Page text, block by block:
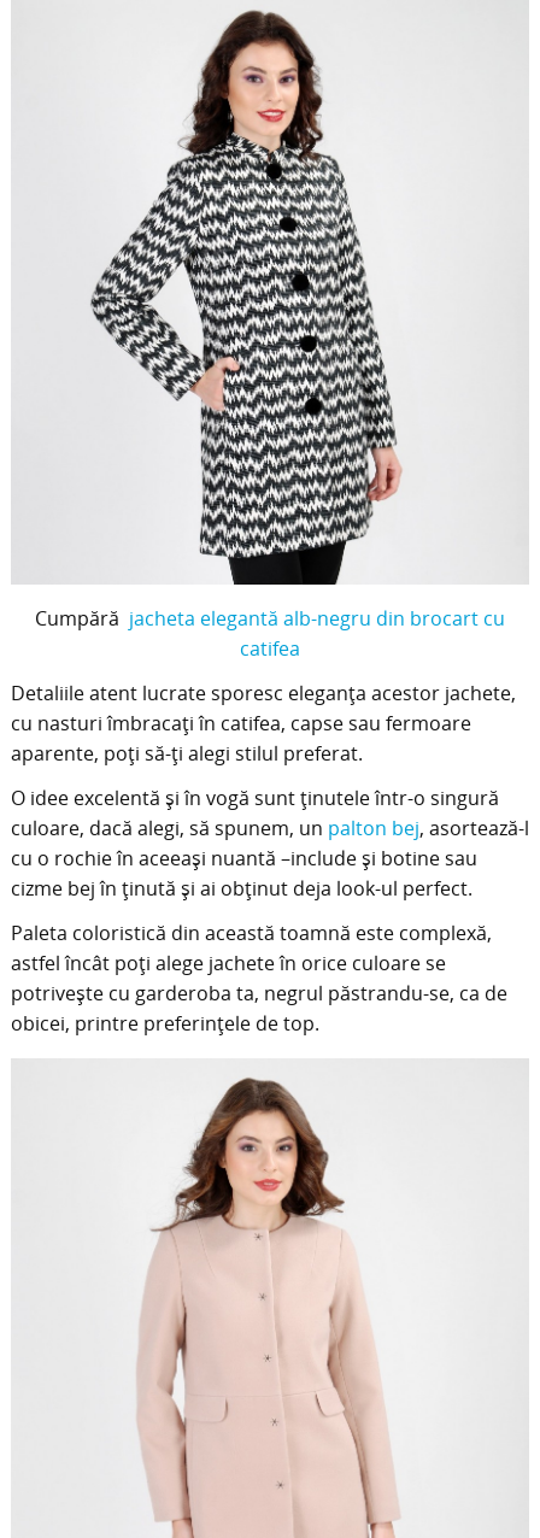
Cumpără jacheta elegantă alb-negru din brocart cu
catifea
Detaliile atent lucrate sporesc eleganţa acestor jachete,
cu nasturi îmbracaţi în catifea, capse sau fermoare
aparente, poţi să-ţi alegi stilul preferat.
O idee excelentă şi în vogă sunt ţinutele într-o singură
culoare, dacă alegi, să spunem, un palton bej, asortează-l
cu o rochie în aceeaşi nuantă –include şi botine sau
cizme bej în ţinută şi ai obţinut deja look-ul perfect.
Paleta coloristică din această toamnă este complexă,
astfel încât poţi alege jachete în orice culoare se
potriveşte cu garderoba ta, negrul păstrandu-se, ca de
obicei, printre preferinţele de top.